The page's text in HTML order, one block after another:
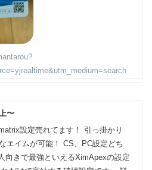
〜
設定売れてます！ 引っ掛かり
エイムが可能！ CS、PC設定どち
向きで最強といえるXimApexの設定